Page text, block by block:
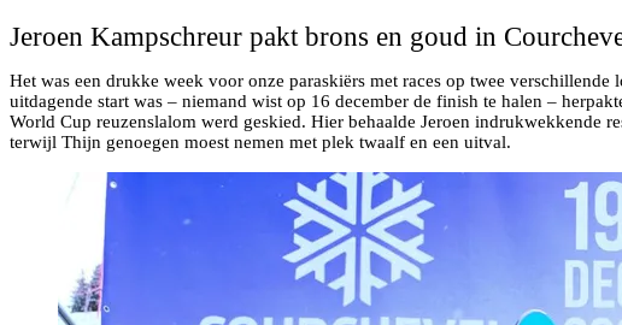
Jeroen Kampschreur pakt brons en goud in
Het was een drukke week voor onze paraskiërs met races op twee
uitdagende start was – niemand wist op 16 december de finish te halen –
World Cup reuzenslalom werd geskied. Hier behaalde Jeroen indrukwekkende
terwijl Thijn genoegen moest nemen met plek twaalf en een uitval.